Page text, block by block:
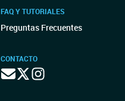
FAQ Y TUTORIALES
Preguntas Frecuentes
CONTACTO